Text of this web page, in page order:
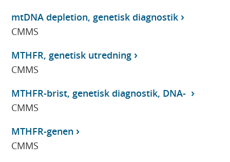
mtDNA depletion, genetisk diagnostik
CMMS
MTHFR, genetisk utredning
CMMS
MTHFR-brist, genetisk diagnostik, DNA-
CMMS
MTHFR-genen
CMMS